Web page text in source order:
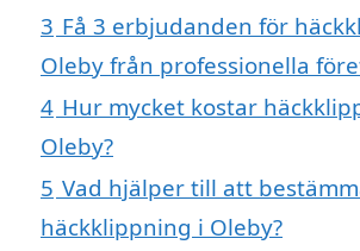
3 Få 3 erbjudanden för
Oleby från professionella
4 Hur mycket kostar
Oleby?
5 Vad hjälper till att
häckklippning i Oleby?